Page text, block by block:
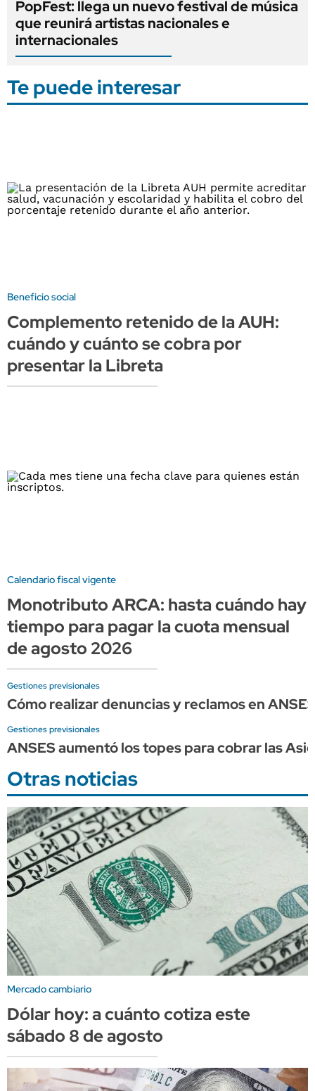
PopFest: llega un nuevo festival de música
que reunirá artistas nacionales e
internacionales
Te puede interesar
Beneficio social
Complemento retenido de la AUH:
cuándo y cuánto se cobra por
presentar la Libreta
Calendario fiscal vigente
Monotributo ARCA: hasta cuándo hay
tiempo para pagar la cuota mensual
de agosto 2026
Gestiones previsionales
Cómo realizar denuncias y reclamos en
Gestiones previsionales
ANSES aumentó los topes para cobrar las
Otras noticias
Mercado cambiario
Dólar hoy: a cuánto cotiza este
sábado 8 de agosto